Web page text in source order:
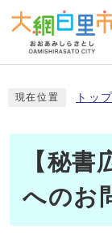
現在位置 トップ
【秘
へのお